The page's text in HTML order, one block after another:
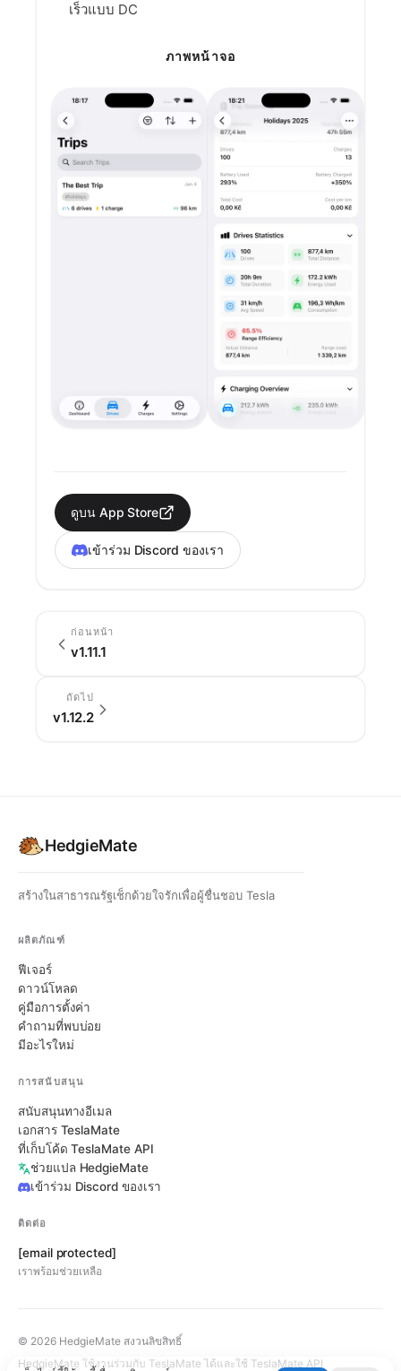
เร็วแบบ DC
ภาพหน้าจอ
ดูบน App Store
เข้าร่วม Discord ของเรา
ก่อนหน้า
v1.11.1
ถัดไป
v1.12.2
HedgieMate
สร้างในสาธารณรัฐเช็กด้วยใจรักเพื่อผู้ชื่นชอบ Tesla
ผลิตภัณฑ์
ฟีเจอร์
ดาวน์โหลด
คู่มือการตั้งค่า
คำถามที่พบบ่อย
มีอะไรใหม่
การสนับสนุน
สนับสนุนทางอีเมล
เอกสาร TeslaMate
ที่เก็บโค้ด TeslaMate API
ช่วยแปล HedgieMate
เข้าร่วม Discord ของเรา
ติดต่อ
[email protected]
เราพร้อมช่วยเหลือ
© 2026 HedgieMate สงวนลิขสิทธิ์
HedgieMate ใช้งานร่วมกับ TeslaMate ได้และใช้ TeslaMate API